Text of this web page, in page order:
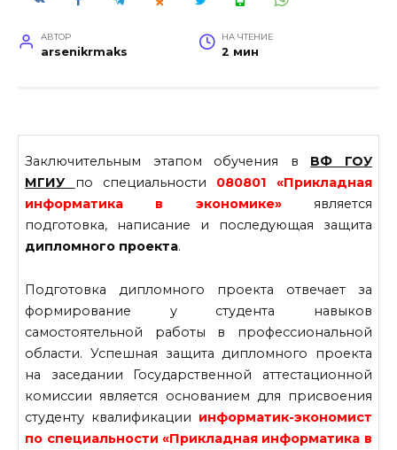
АВТОР
arsenikrmaks
НА ЧТЕНИЕ
2 мин
Заключительным этапом обучения в ВФ ГОУ
МГИУ по специальности 080801 «Прикладная
информатика в экономике»является
подготовка, написание и последующая защита
дипломного проекта.
Подготовка дипломного проекта отвечает за
формирование у студента навыков
самостоятельной работы в профессиональной
области. Успешная защита дипломного проекта
на заседании Государственной аттестационной
комиссии является основанием для присвоения
студенту квалификации информатик-экономист
по специальности «Прикладная информатика в